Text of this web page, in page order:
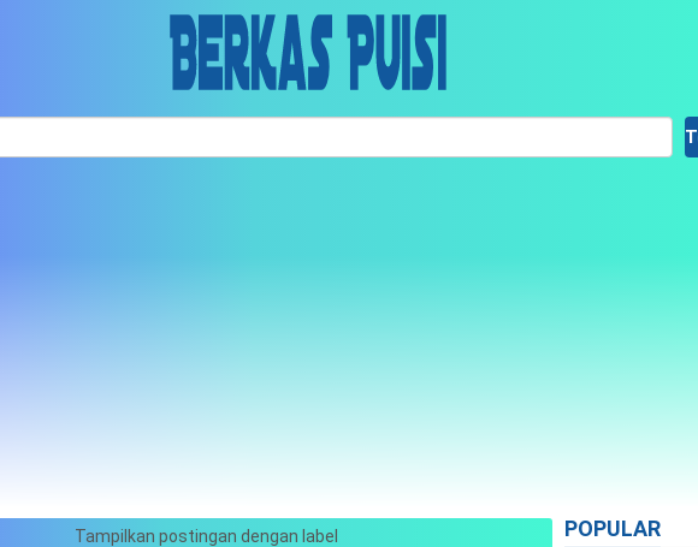
Skip to main content
Tampilkan postingan dengan label POPULAR